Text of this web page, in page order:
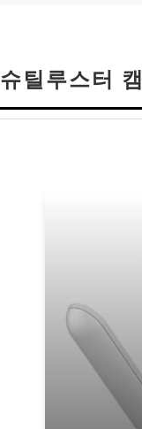
슈틸루스터